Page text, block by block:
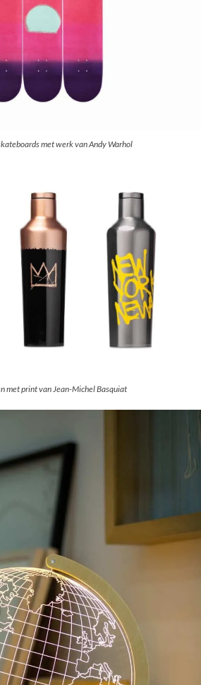
met werk van Andy Warhol
met print van Jean-Michel Basquiat